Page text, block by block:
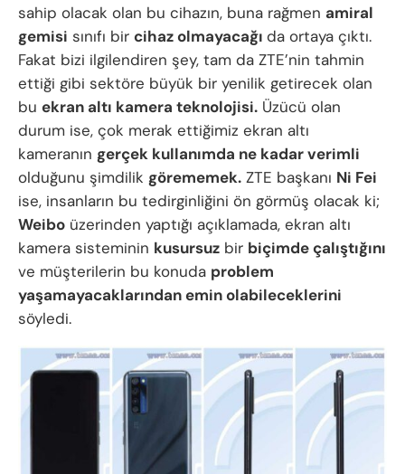
sahip olacak olan bu cihazın, buna rağmen amiral
gemisi sınıfı bir cihaz olmayacağı da ortaya çıktı.
Fakat bizi ilgilendiren şey, tam da ZTE’nin tahmin
ettiği gibi sektöre büyük bir yenilik getirecek olan
bu ekran altı kamera teknolojisi. Üzücü olan
durum ise, çok merak ettiğimiz ekran altı
kameranın gerçek kullanımda ne kadar verimli
olduğunu şimdilik görememek. ZTE başkanı Ni Fei
ise, insanların bu tedirginliğini ön görmüş olacak ki;
Weibo üzerinden yaptığı açıklamada, ekran altı
kamera sisteminin kusursuz bir biçimde çalıştığını
ve müşterilerin bu konuda problem
yaşamayacaklarından emin olabileceklerini
söyledi.